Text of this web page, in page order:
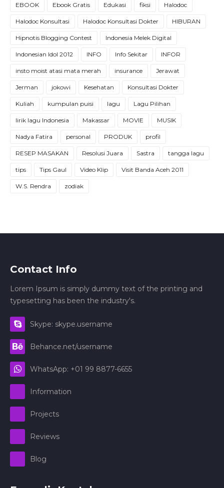
EBOOK Ebook Gratis Edukasi fiksi Halodoc
Halodoc Konsultasi Halodoc Konsultasi Dokter HIBURAN
Hipnotis Blogging Contest Indonesia Melek Digital
Indonesian Idol 2012 INFO Info Sekitar INFOR
insto moist atasi mata merah insurance Jerawat
Jerman jokowi Kesehatan Konsultasi Dokter
Kuliah kumpulan puisi lagu Lagu Pilihan
lirik lagu Indonesia Makassar MOVIE MUSIK
Nadya Fatira personal PRODUK profil
RESEP MASAKAN Resolusi Juara Sastra tangga lagu
tips Tips Gaul Video Klip Visit Banda Aceh 2011
W.S. Rendra zodiak
Contact Info
Lorem Ipsum is simply dummy text of the printing and
typesetting has been the industry's.
Skype: skype.username
Behance.net/username
WhatsApp: +01 99 8877-6655
Information
Projects
Reviews
Blog